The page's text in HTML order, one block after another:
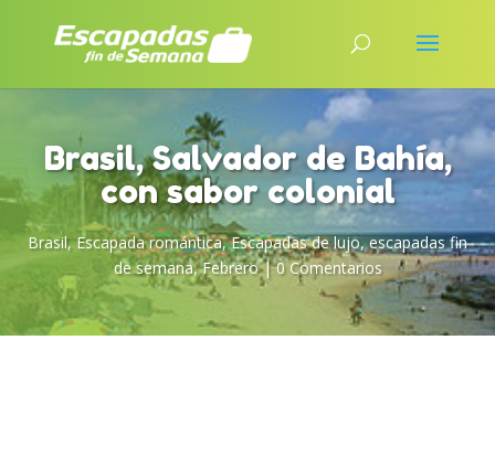
Brasil, Salvador de Bahía,
con sabor colonial
Brasil,Escapada romántica,Escapadas de lujo,escapadas fin
de semana,Febrero|0 Comentarios